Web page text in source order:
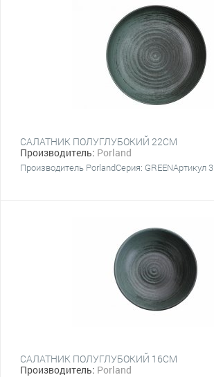
САЛАТНИК ПОЛУГЛУБОКИЙ 22СМ
Производитель: Porland
Производитель PorlandСерия: GREENАртикул
САЛАТНИК ПОЛУГЛУБОКИЙ 16СМ
Производитель: Porland